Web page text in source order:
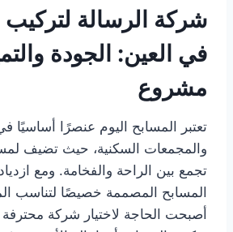
شركة الرسالة لتركيب
في العين: الجودة
مشروع
تعتبر المسابح اليوم عنصرًا أساسيًا
والمجمعات السكنية، حيث تضيف
تجمع بين الراحة والفخامة. ومع
المسابح المصممة خصيصًا لتناسب
أصبحت الحاجة لاختيار شركة